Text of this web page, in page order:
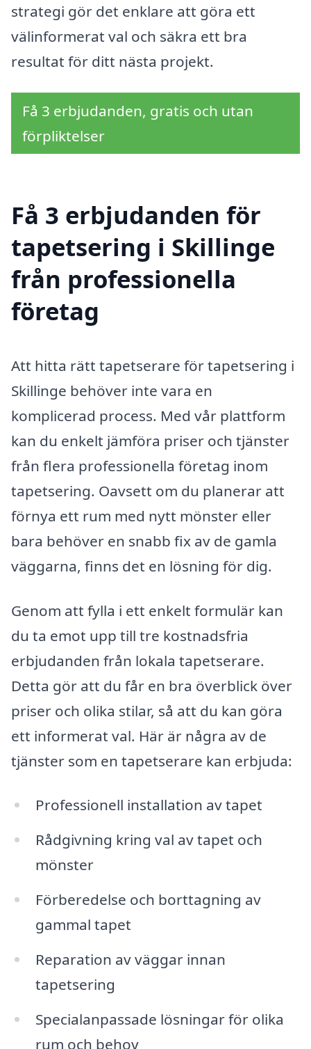
strategi gör det enklare att göra ett
välinformerat val och säkra ett bra
resultat för ditt nästa projekt.
Få 3 erbjudanden, gratis och utan
förpliktelser
Få 3 erbjudanden för
tapetsering i Skillinge
från professionella
företag
Att hitta rätt tapetserare för tapetsering i
Skillinge behöver inte vara en
komplicerad process. Med vår plattform
kan du enkelt jämföra priser och tjänster
från flera professionella företag inom
tapetsering. Oavsett om du planerar att
förnya ett rum med nytt mönster eller
bara behöver en snabb fix av de gamla
väggarna, finns det en lösning för dig.
Genom att fylla i ett enkelt formulär kan
du ta emot upp till tre kostnadsfria
erbjudanden från lokala tapetserare.
Detta gör att du får en bra överblick över
priser och olika stilar, så att du kan göra
ett informerat val. Här är några av de
tjänster som en tapetserare kan erbjuda:
Professionell installation av tapet
Rådgivning kring val av tapet och
mönster
Förberedelse och borttagning av
gammal tapet
Reparation av väggar innan
tapetsering
Specialanpassade lösningar för olika
rum och behov